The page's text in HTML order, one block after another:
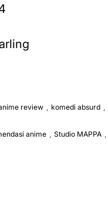
review komedi absurd
anime Studio MAPPA